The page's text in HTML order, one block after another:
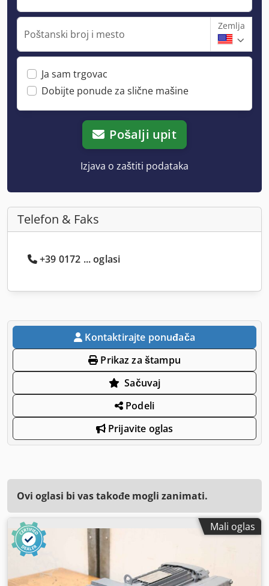
Poštanski broj i mesto
Zemlja
Ja sam trgovac
Dobijte ponude za slične mašine
Pošalji upit
Izjava o zaštiti podataka
Telefon & Faks
+39 0172 ... oglasi
Kontaktirajte ponuđača
Prikaz za štampu
Sačuvaj
Podeli
Prijavite oglas
Ovi oglasi bi vas takođe mogli zanimati.
Mali oglas